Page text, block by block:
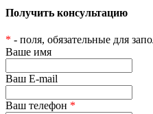
Получить консультацию
* - поля, обязательные для
Ваше имя
Ваш E-mail
Ваш телефон *